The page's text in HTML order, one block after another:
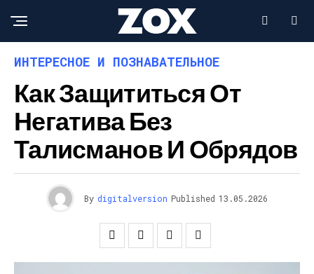
ИНТЕРЕСНОЕ И ПОЗНАВАТЕЛЬНОЕ
Как Защититься От
Негатива Без
Талисманов И Обрядов
By digitalversion Published 13.05.2026